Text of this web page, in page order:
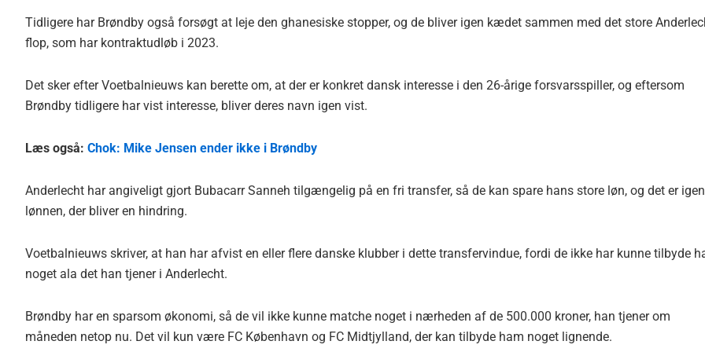
Tidligere har Brøndby også forsøgt at leje den ghanesiske stopper, og de bliver igen kædet sammen med det store
flop, som har kontraktudløb i 2023.
Det sker efter Voetbalnieuws kan berette om, at der er konkret dansk interesse i den 26-årige forsvarsspiller, og eftersom
Brøndby tidligere har vist interesse, bliver deres navn igen vist.
Læs også: Chok: Mike Jensen ender ikke i Brøndby
Anderlecht har angiveligt gjort Bubacarr Sanneh tilgængelig på en fri transfer, så de kan spare hans store løn, og det er igen
lønnen, der bliver en hindring.
Voetbalnieuws skriver, at han har afvist en eller flere danske klubber i dette transfervindue, fordi de ikke har kunne tilbyde
noget ala det han tjener i Anderlecht.
Brøndby har en sparsom økonomi, så de vil ikke kunne matche noget i nærheden af de 500.000 kroner, han tjener om
måneden netop nu. Det vil kun være FC København og FC Midtjylland, der kan tilbyde ham noget lignende.